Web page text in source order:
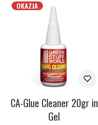
OKAZJA
CA-Glue Cleaner 20gr in
Gel